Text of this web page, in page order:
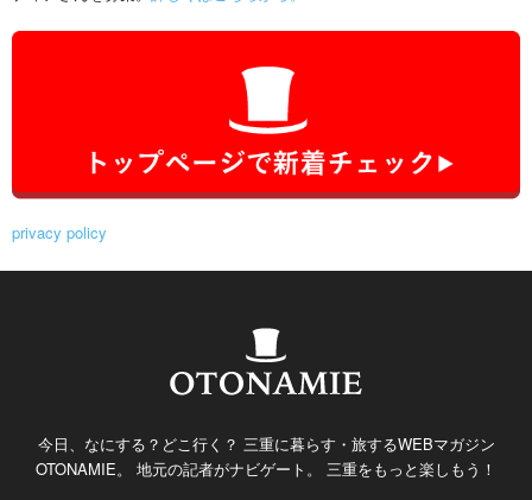
privacy policy
今日、なにする？どこ行く？ 三重に暮らす・旅するWEBマガジン
OTONAMIE。 地元の記者がナビゲート。 三重をもっと楽しもう！